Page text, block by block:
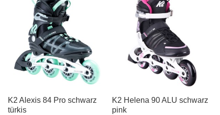
K2 Alexis 84 Pro schwarz
türkis
K2 Helena 90 ALU schwarz
pink